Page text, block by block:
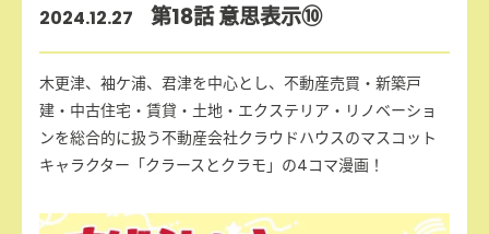
2024.12.27 第18話 意思表示⑩
木更津、袖ケ浦、君津を中心とし、不動産売買・新築戸
建・中古住宅・賃貸・土地・エクステリア・リノベーショ
ンを総合的に扱う不動産会社クラウドハウスのマスコット
キャラクター「クラースとクラモ」の4コマ漫画！